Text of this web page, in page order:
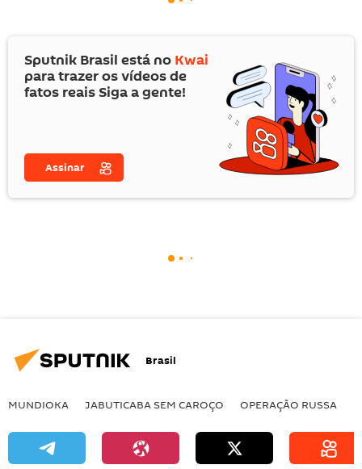
Sputnik Brasil está no Kwai
para trazer os vídeos de
fatos reais Siga a gente!
Assinar
Brasil
MUNDIOKA JABUTICABA SEM CAROÇO OPERAÇÃO RUSSA